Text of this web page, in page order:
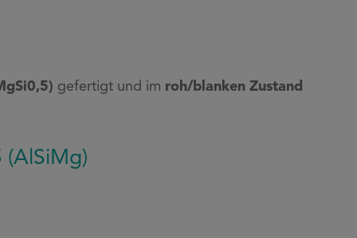
gefertigt und im roh/blanken Zustand
(AlSiMg)